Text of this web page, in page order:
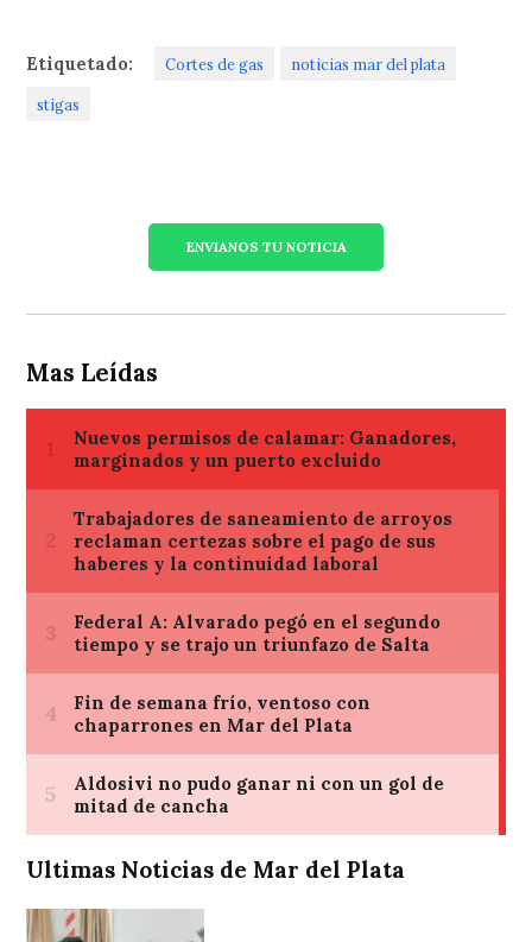
Etiquetado: Cortes de gas noticias mar del plata
stigas
ENVIANOS TU NOTICIA
Mas Leídas
Ultimas Noticias de Mar del Plata